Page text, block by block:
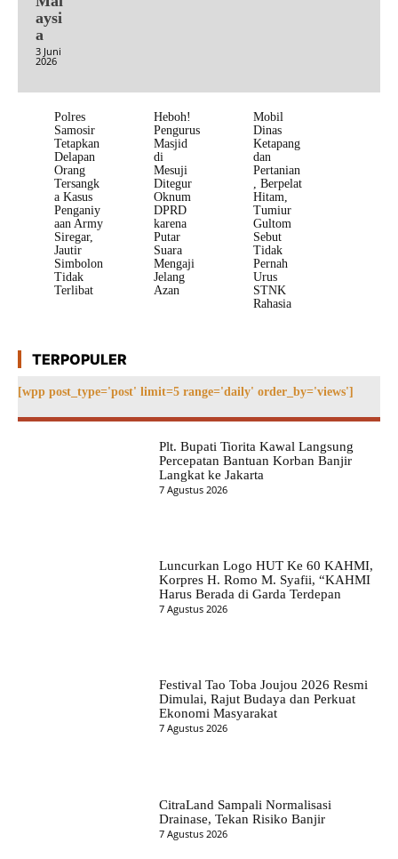
aysi
a
3 Juni
2026
Polres
Samosir
Tetapkan
Delapan
Orang
Tersangk
a Kasus
Penganiy
aan Army
Siregar,
Jautir
Simbolon
Tidak
Terlibat
Heboh!
Pengurus
Masjid
di
Mesuji
Ditegur
Oknum
DPRD
karena
Putar
Suara
Mengaji
Jelang
Azan
Mobil
Dinas
Ketapang
dan
Pertanian
, Berpelat
Hitam,
Tumiur
Gultom
Sebut
Tidak
Pernah
Urus
STNK
Rahasia
TERPOPULER
[wpp post_type='post' limit=5 range='daily' order_by='views']
Plt. Bupati Tiorita Kawal Langsung
Percepatan Bantuan Korban Banjir
Langkat ke Jakarta
7 Agustus 2026
Luncurkan Logo HUT Ke 60 KAHMI,
Korpres H. Romo M. Syafii, “KAHMI
Harus Berada di Garda Terdepan
7 Agustus 2026
Festival Tao Toba Joujou 2026 Resmi
Dimulai, Rajut Budaya dan Perkuat
Ekonomi Masyarakat
7 Agustus 2026
CitraLand Sampali Normalisasi
Drainase, Tekan Risiko Banjir
7 Agustus 2026